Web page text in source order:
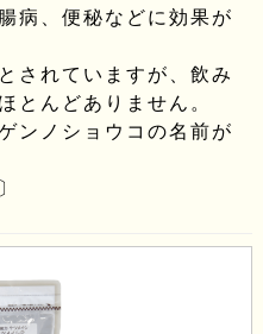
病、便秘などに効果が
されていますが、飲み
とんどありません。
ンノショウコの名前が